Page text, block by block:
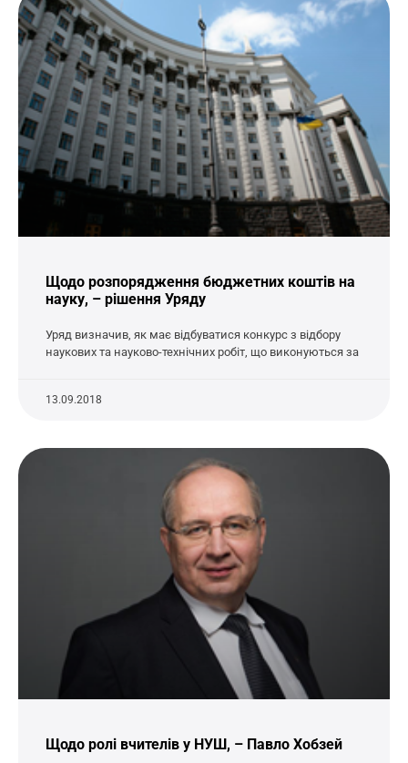
Щодо розпорядження бюджетних коштів на
науку, – рішення Уряду
Уряд визначив, як має відбуватися конкурс з відбору
наукових та науково-технічних робіт, що виконуються за
13.09.2018
Щодо ролі вчителів у НУШ, – Павло Хобзей